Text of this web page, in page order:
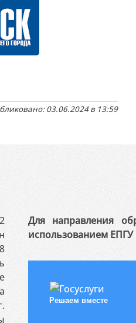
03.06.2024 в 13:59
Для направления
использованием
Решаем вместе